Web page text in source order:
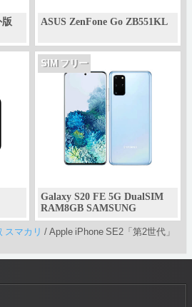
版
ASUS ZenFone Go ZB551KL
SIM フリー
Galaxy S20 FE 5G DualSIM
RAM8GB SAMSUNG
スマカリ / Apple iPhone SE2「第2世代」